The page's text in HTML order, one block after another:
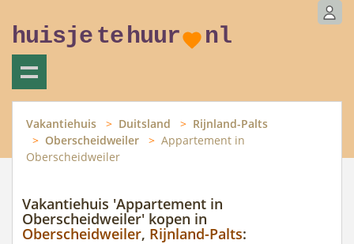
huisje tehuur nl
Vakantiehuis Duitsland
Rijnland-Palts
Oberscheidweiler
Appartement in
Oberscheidweiler
Vakantiehuis 'Appartement in
Oberscheidweiler' kopen in
Oberscheidweiler, Rijnland-Palts: